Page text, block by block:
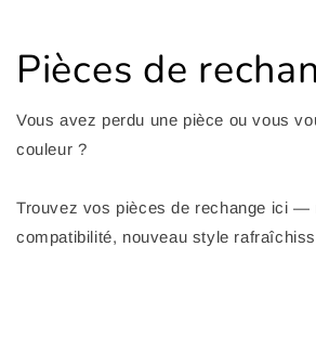
Pièces de
Vous avez perdu une pièce ou vous
couleur ?
Trouvez vos pièces de rechange ici —
compatibilité, nouveau style